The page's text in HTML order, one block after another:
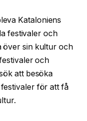
Kataloniens
festivaler och
över sin kultur och
och
att besöka
för att få